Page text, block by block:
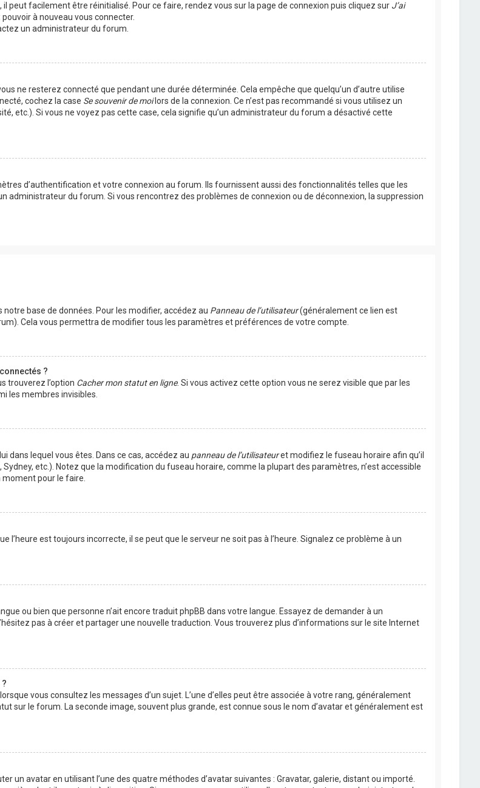
peut facilement être réinitialisé. Pour ce faire, rendez vous sur la page de connexion puis cliquez sur J’ai
à nouveau vous connecter.
un administrateur du forum.
ne resterez connecté que pendant une durée déterminée. Cela empêche que quelqu’un d’autre utilise
cochez la case Se souvenir de moilors de la connexion. Ce n’est pas recommandé si vous utilisez un
etc.). Si vous ne voyez pas cette case, cela signifie qu’un administrateur du forum a désactivé cette
d’authentification et votre connexion au forum. Ils fournissent aussi des fonctionnalités telles que les
administrateur du forum. Si vous rencontrez des problèmes de connexion ou de déconnexion, la suppression
base de données. Pour les modifier, accédez au Panneau de l’utilisateur(généralement ce lien est
Cela vous permettra de modifier tous les paramètres et préférences de votre compte.
?
trouverez l’option Cacher mon statut en ligne. Si vous activez cette option vous ne serez visible que par les
les membres invisibles.
dans lequel vous êtes. Dans ce cas, accédez au panneau de l’utilisateuret modifiez le fuseau horaire afin qu’il
etc.). Notez que la modification du fuseau horaire, comme la plupart des paramètres, n’est accessible
moment pour le faire.
est toujours incorrecte, il se peut que le serveur ne soit pas à l’heure. Signalez ce problème à un
ou bien que personne n’ait encore traduit phpBB dans votre langue. Essayez de demander à un
pas à créer et partager une nouvelle traduction. Vous trouverez plus d’informations sur le site Internet
vous consultez les messages d’un sujet. L’une d’elles peut être associée à votre rang, généralement
sur le forum. La seconde image, souvent plus grande, est connue sous le nom d’avatar et généralement est
un avatar en utilisant l’une des quatre méthodes d’avatar suivantes : Gravatar, galerie, distant ou importé.